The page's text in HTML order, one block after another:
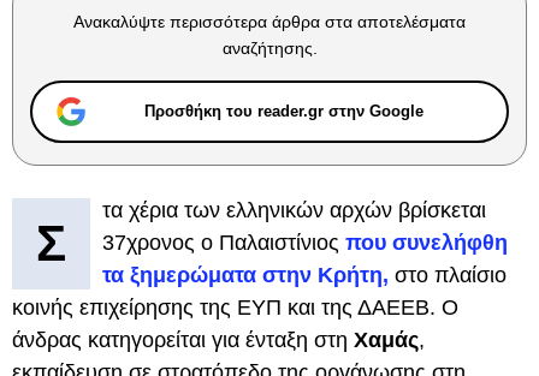
Ανακαλύψτε περισσότερα άρθρα στα αποτελέσματα
αναζήτησης.
Προσθήκη του reader.gr στην Google
Σ
τα χέρια των ελληνικών αρχών βρίσκεται
37χρονος ο Παλαιστίνιος που συνελήφθη
τα ξημερώματα στην Κρήτη, στο πλαίσιο
κοινής επιχείρησης της ΕΥΠ και της ΔΑΕΕΒ. Ο
άνδρας κατηγορείται για ένταξη στη Χαμάς,